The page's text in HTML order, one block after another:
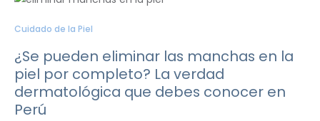
Cuidado de la Piel
¿Se pueden eliminar las manchas en la
piel por completo? La verdad
dermatológica que debes conocer en
Perú